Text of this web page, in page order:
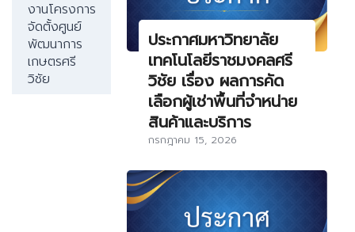
งานโครงการ
จัดตั้งศูนย์
พัฒนาการ
เกษตรศรี
วิชัย
ประกาศมหาวิทยาลัย
เทคโนโลยีราชมงคลศรี
วิชัย เรื่อง ผลการคัด
เลือกผู้เช่าพื้นที่จำหน่าย
สินค้าและบริการ
กรกฎาคม 15, 2026